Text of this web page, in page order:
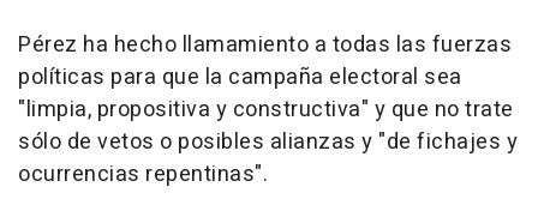
Pérez ha hecho llamamiento a todas las fuerzas
políticas para que la campaña electoral sea
"limpia, propositiva y constructiva" y que no trate
sólo de vetos o posibles alianzas y "de fichajes y
ocurrencias repentinas".